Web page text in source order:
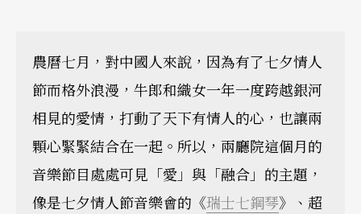
農曆七月，對中國人來說，因為有了七夕情人
節而格外浪漫，牛郎和織女一年一度跨越銀河
相見的愛情，打動了天下有情人的心，也讓兩
顆心緊緊結合在一起。所以，兩廳院這個月的
音樂節目處處可見「愛」與「融合」的主題，
像是七夕情人節音樂會的《瑞士七鋼琴》、超